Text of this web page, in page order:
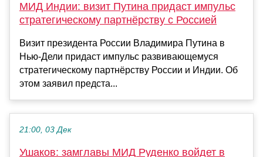
МИД Индии: визит Путина придаст импульс
стратегическому партнёрству с Россией
Визит президента России Владимира Путина в
Нью-Дели придаст импульс развивающемуся
стратегическому партнёрству России и Индии. Об
этом заявил предста...
21:00, 03 Дек
Ушаков: замглавы МИД Руденко войдет в